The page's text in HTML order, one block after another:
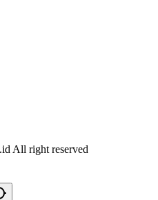
All right reserved